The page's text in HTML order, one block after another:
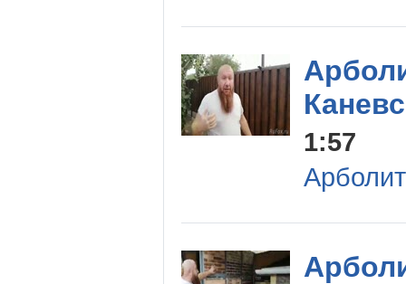
1:57